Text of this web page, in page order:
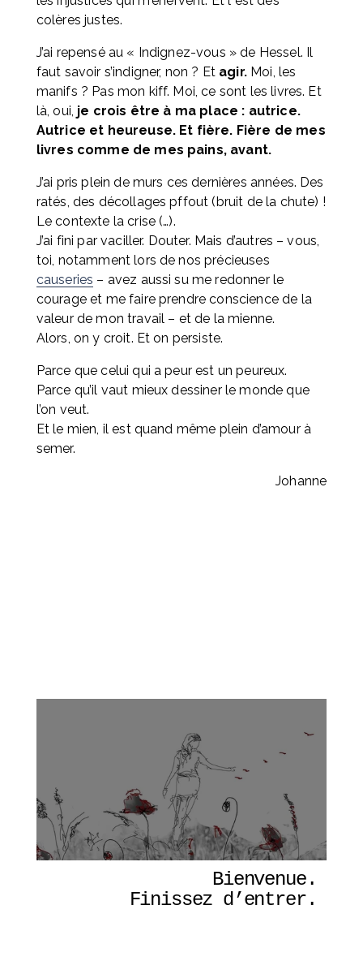
colères justes.
J’ai repensé au « Indignez-vous » de Hessel. Il
faut savoir s’indigner, non ? Et agir. Moi, les
manifs ? Pas mon kiff. Moi, ce sont les livres. Et
là, oui, je crois être à ma place : autrice.
Autrice et heureuse. Et fière. Fière de mes
livres comme de mes pains, avant.
J’ai pris plein de murs ces dernières années. Des
ratés, des décollages pffout (bruit de la chute) !
Le contexte la crise (…).
J’ai fini par vaciller. Douter. Mais d’autres – vous,
causeries – avez aussi su me redonner le
courage et me faire prendre conscience de la
valeur de mon travail – et de la mienne.
Alors, on y croit. Et on persiste.
Parce que celui qui a peur est un peureux.
Parce qu’il vaut mieux dessiner le monde que
l’on veut.
Et le mien, il est quand même plein d’amour à
semer.
Johanne
Bienvenue.
Finissez d’entrer.